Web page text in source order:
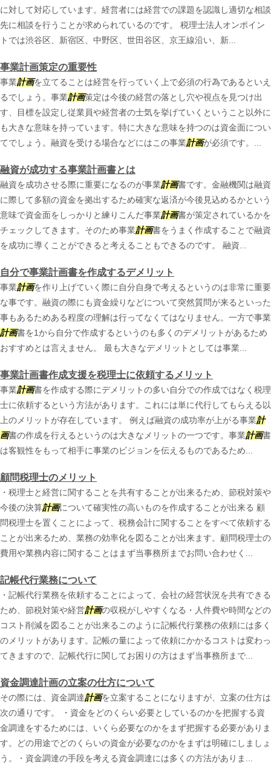
に対して対応しています。経営者には経営での課題を認識し適切な相談
先に相談を行うことが求められているのです。 税理士法人オンポイン
トでは渋谷区、新宿区、中野区、世田谷区、京王線沿い、新...
事業計画策定の重要性
事業計画を立てることは経営を行っていく上で必須の行為であるといえ
るでしょう。事業計画策定は今後の経営の落とし穴や視点を見つけ出
す、目標を設定し従業員や経営者の士気を挙げていくということ以外に
も大きな意味を持っています。特に大きな意味を持つのは資金面につい
てでしょう。融資を受ける場合などにはこの事業計画が必須です。...
融資が成功する事業計画書とは
融資を成功させる際に重要になるのが事業計画書です。金融機関は融資
に際して多額の資金を拠出するため確実な返済が今後見込めるかという
意味で資金面をしっかりと練りこんだ事業計画書が策定されているかを
チェックしてきます。そのため事業計画書をうまく作成することで融資
を成功に導くことができると考えることもできるのです。 融資...
自分で事業計画書を作成するデメリット
事業計画を作り上げていく際に自分自身で考えるというのは非常に重要
な事です。融資の際にも資金繰りなどについて突然質問が来るといった
事もあるためある程度の理解は行ってなくてはなりません。一方で事業
計画書を1から自分で作成するというのも多くのデメリットがあるため
おすすめとは言えません。 最も大きなデメリットとしては事業...
事業計画書作成支援を税理士に依頼するメリット
事業計画書を作成する際にデメリットの多い自分での作成ではなく税理
士に依頼するという方法があります。これには単に代行してもらえる以
上のメリットが存在しています。 例えば融資の成功率が上がる事業計
画書の作成を行えるというのは大きなメリットの一つです。事業計画書
は客観性をもって相手に事業のビジョンを伝えるものであるため...
顧問税理士のメリット
・税理士と経営に関することを共有することが出来るため、節税対策や
今後の決算計画について確実性の高いものを作成することが出来る 顧
問税理士を置くことによって、税務会計に関することをすべて依頼する
ことが出来るため、業務の効率化を図ることが出来ます。顧問税理士の
費用や業務内容に関することはまず当事務所までお問い合わせく...
記帳代行業務について
・記帳代行業務を依頼することによって、会社の経営状況を共有できる
ため、節税対策や経営計画の収税がしやすくなる・人件費や時間などの
コスト削減を図ることが出来るこのように記帳代行業務の依頼には多く
のメリットがあります。記帳の量によって依頼にかかるコストは変わっ
てきますので、記帳代行に関してお困りの方はまず当事務所まで...
資金調達計画の立案の仕方について
その際には、資金調達計画を立案することになりますが、立案の仕方は
次の通りです。 ・資金をどのくらい必要としているのかを把握する資
金調達をするためには、いくら必要なのかをまず把握する必要がありま
す。どの用途でどのくらいの資金が必要なのかをまずは明確にしましょ
う。・資金調達の手段を考える資金調達には多くの方法がありま...